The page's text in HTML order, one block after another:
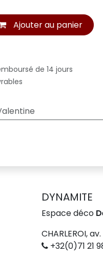
Ajouter au panier
de 14 jours
DYNAMITE
Espace déco
CHARLEROI,
+32(0)71 21